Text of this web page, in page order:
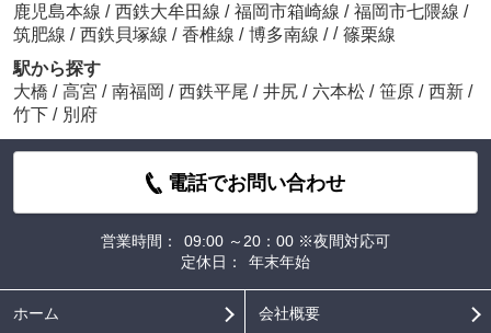
鹿児島本線 / 西鉄大牟田線 / 福岡市箱崎線 / 福岡市七隈線 /
筑肥線 / 西鉄貝塚線 / 香椎線 / 博多南線 / / 篠栗線
駅から探す
大橋 / 高宮 / 南福岡 / 西鉄平尾 / 井尻 / 六本松 / 笹原 / 西新 /
竹下 / 別府
電話でお問い合わせ
営業時間：
09:00 ～20：00 ※夜間対応可
定休日：
年末年始
ホーム 会社概要